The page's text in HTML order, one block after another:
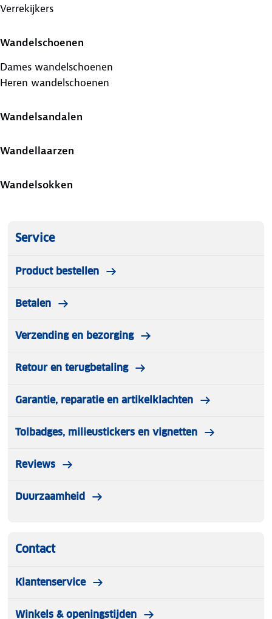
Verrekijkers
Wandelschoenen
Dames wandelschoenen
Heren wandelschoenen
Wandelsandalen
Wandellaarzen
Wandelsokken
Service
Product bestellen
Betalen
Verzending en bezorging
Retour en terugbetaling
Garantie, reparatie en artikelklachten
Tolbadges, milieustickers en vignetten
Reviews
Duurzaamheid
Contact
Klantenservice
Winkels & openingstijden